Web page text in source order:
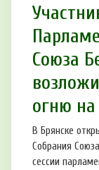
Союза
огню
В Брянске
Собрания
сессии